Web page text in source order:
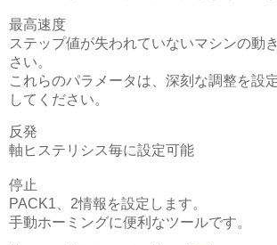
最高速度
ステップ値が失われていないマシンの動
さい。
これらのパラメータは、深刻な調整を設
してください。
反発
軸ヒステリシス毎に設定可能
停止
PACK1、2情報を設定します。
手動ホーミングに便利なツールです。